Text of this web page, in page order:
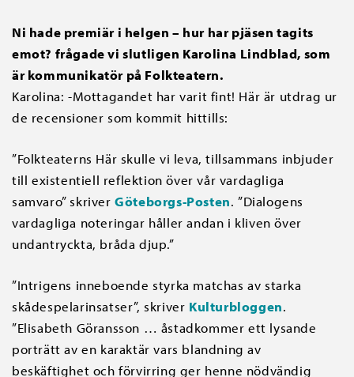
Ni hade premiär i helgen – hur har pjäsen tagits
emot? frågade vi slutligen Karolina Lindblad, som
är kommunikatör på Folkteatern.
Karolina: -Mottagandet har varit fint! Här är utdrag ur
de recensioner som kommit hittills:
”Folkteaterns Här skulle vi leva, tillsammans inbjuder
till existentiell reflektion över vår vardagliga
samvaro” skriverGöteborgs-Posten. ”Dialogens
vardagliga noteringar håller andan i kliven över
undantryckta, bråda djup.”
”Intrigens inneboende styrka matchas av starka
skådespelarinsatser”, skriver Kulturbloggen.
”Elisabeth Göransson … åstadkommer ett lysande
porträtt av en karaktär vars blandning av
beskäftighet och förvirring ger henne nödvändig